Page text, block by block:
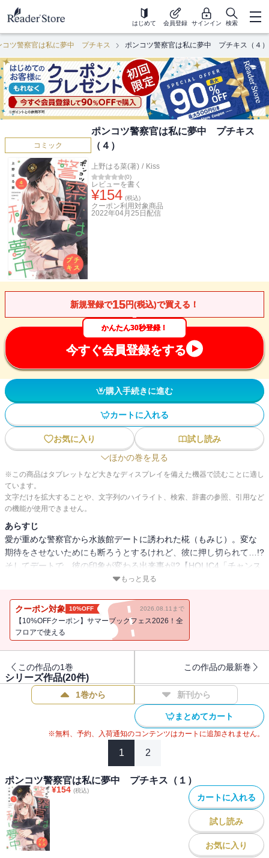
はじめて 会員登録 サインイン 検索
コツ警察官は私に夢中 プチキス ポンコツ警察官は私に夢中 プチキス（４）
コミック
ポンコツ警察官は私に夢中 プチキス
（４）
上野はる菜(著) / Kiss
(0)
レビューを書く
¥154 (税込)
クーポン利用対象商品
2022年04月25日 配信
新規登録で15円(税込)で買える！
かんたん30秒登録！
今すぐ会員登録をする
購入手続きに進む
カートに入れる
お気に入り
試し読み
ほかの巻を見る
※この商品はタブレットなど大きなディスプレイを備えた機器で読むことに適し
ています。
文字だけを拡大することや、文字列のハイライト、検索、辞書の参照、引用など
の機能が使用できません。
あらすじ
愛が重めな警察官から水族館デートに誘われた椛（もみじ）。変な
期待をさせないためにも断ろうとするけれど、彼に押し切られて…!?
そしてデートで、彼の印象が変わる出来事が!?【HOLIC4「チャンス
をくれませんか？」を収録】
もっと見る
クーポン対象 10%OFF 2026.08.11まで
【10%OFFクーポン】サマーブックフェス2026！全
フロアで使える
この作品の1巻 この作品の最新巻
シリーズ作品(20件)
1巻から 新刊から
まとめてカート
※無料、予約、入荷通知のコンテンツはカートに追加されません。
1 2
ポンコツ警察官は私に夢中 プチキス（１）
¥154 (税込)
カートに入れる
試し読み
お気に入り